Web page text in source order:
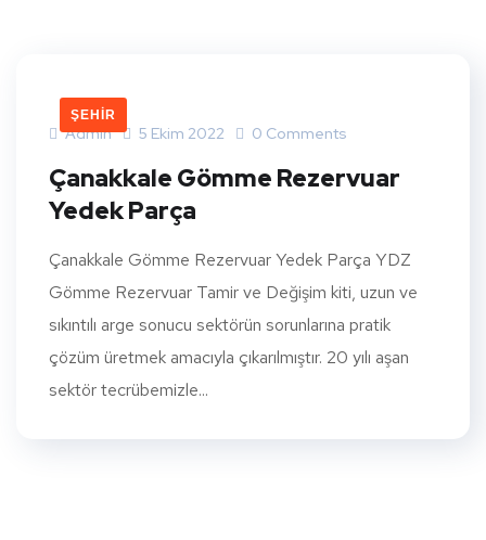
ŞEHIR
Admin 5 Ekim 2022 0 Comments
Çanakkale Gömme Rezervuar
Yedek Parça
Çanakkale Gömme Rezervuar Yedek Parça YDZ
Gömme Rezervuar Tamir ve Değişim kiti, uzun ve
sıkıntılı arge sonucu sektörün sorunlarına pratik
çözüm üretmek amacıyla çıkarılmıştır. 20 yılı aşan
sektör tecrübemizle...